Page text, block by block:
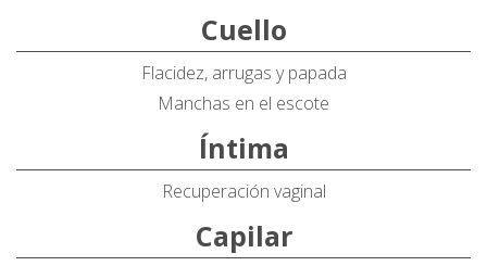
Cuello
Flacidez, arrugas y papada
Manchas en el escote
Íntima
Recuperación vaginal
Capilar